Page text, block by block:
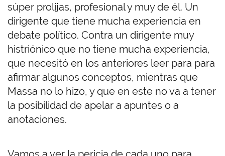
súper prolijas, profesional y muy de él. Un
dirigente que tiene mucha experiencia en
debate político. Contra un dirigente muy
histriónico que no tiene mucha experiencia,
que necesitó en los anteriores leer para para
afirmar algunos conceptos, mientras que
Massa no lo hizo, y que en este no va a tener
la posibilidad de apelar a apuntes o a
anotaciones.